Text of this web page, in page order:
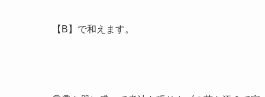
【B】で和えます。